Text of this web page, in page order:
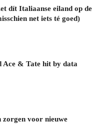
dít Italiaanse eiland op de
net iets té goed)
Ace & Tate hit by data
voor nieuwe